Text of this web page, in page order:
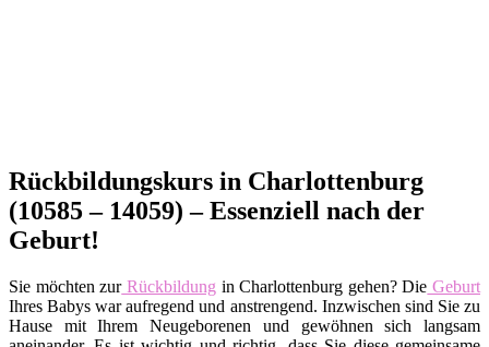
Rückbildungskurs in Charlottenburg
(10585 – 14059) – Essenziell nach der
Geburt!
Sie möchten zurRückbildung in Charlottenburg gehen? Die Geburt
Ihres Babys war aufregend und anstrengend. Inzwischen sind Sie zu
Hause mit Ihrem Neugeborenen und gewöhnen sich langsam